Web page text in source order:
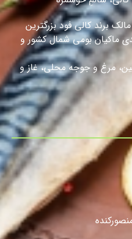
برند کالی فود بزرگترین
ماکیان بومی شمال کشور و
مرغ و جوجه محلی، غاز و